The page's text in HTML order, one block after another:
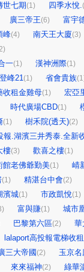
世七期(1) 四季水悅.
廣三帝王(6)
富宇
峰(4) 南天王大廈(3)
一(1) 漢神洲際(1)
峰21(1) 省會貴族
收租金雞母(1)
宏亞
時代廣場CBD(1)
(1) 樹禾院(透天)(2)
報.湖濱三井秀泰.全新
樓(3) 歡喜之樓(1)
館老佛爺勤美(1)
崝
(1) 精湛台中會(2)
濱城(1) 市政凱悅(1)
富與賺(1)
城市
巴黎第六區(2)
華
lalaport高投報電梯收
三大帝國 (2)
玉京名
來來福神(2)
綠華